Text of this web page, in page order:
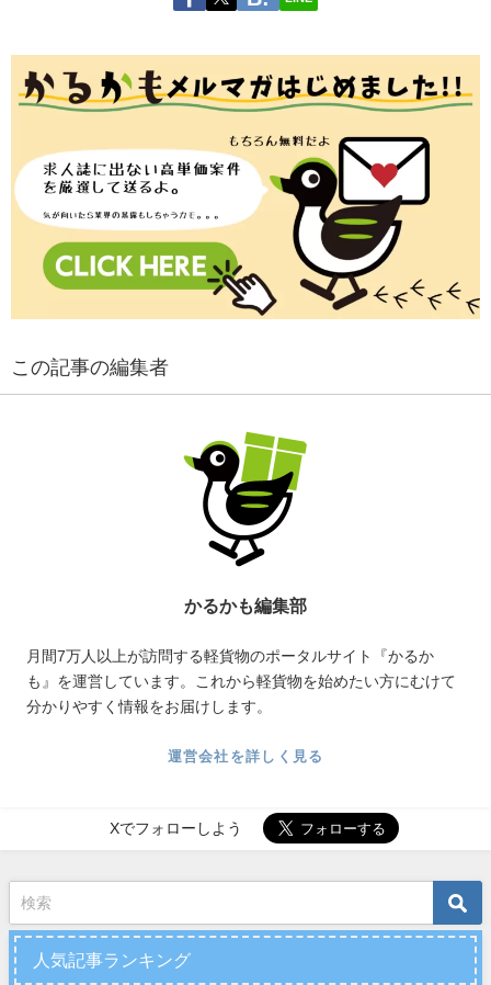
この記事の編集者
かるかも編集部
月間7万人以上が訪問する軽貨物のポータルサイト『かるか
も』を運営しています。これから軽貨物を始めたい方にむけて
分かりやすく情報をお届けします。
運営会社を詳しく見る
Xでフォローしよう
人気記事ランキング